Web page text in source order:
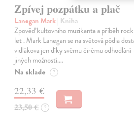
Zpívej pozpátku a plač
Lanegan Mark| Kniha
Zpověď kultovního muzikanta a příběh
let . Mark Lanegan se na světová pódia
vidlákova jen díky svému čirému
jiných možností.…
Na sklade ?
22,33 €
23,50 € ?